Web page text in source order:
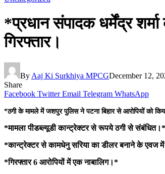
*प्रधान संपादक धर्मेंद्र
गिरफ्तार।
By Aaj Ki Surkhiya MPCGDecember 12,
Share
Facebook Twitter Email Telegram WhatsApp
*ठगी के मामले में जशपुर पुलिस ने पटना बिहार से आरोपियों को
*मामला पीडब्ल्यूडी कान्ट्रेक्टर से रूपये ठगी से संबंधित।*
*कान्ट्रेक्टर से कामधेनु सरिया का डीलर बनाने के एवज
*गिरफ्तार 6 आरोपियों में एक नाबालिग।*